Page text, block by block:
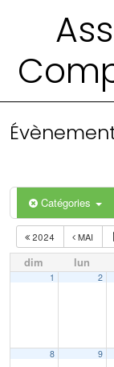
Catégories
2024 MAI
dim lun
1 2
8 9